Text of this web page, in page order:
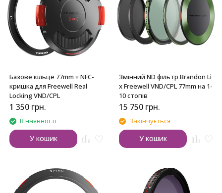
Базове кільце 77mm + NFC-
кришка для Freewell Real
Locking VND/CPL
1 350 грн.
В наявності
У кошик
Змінний ND фільтр Brandon Li
x Freewell VND/CPL 77mm на 1-
10 стопів
15 750 грн.
Закінчується
У кошик